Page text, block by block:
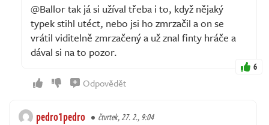
@Ballor tak já si užíval třeba i to, když nějaký
typek stihl utéct, nebo jsi ho zmrzačil a on se
vrátil viditelně zmrzačený a už znal finty hráče a
dával si na to pozor.
6
Odpovědět
pedro1pedro čtvrtek, 27. 2., 9:04